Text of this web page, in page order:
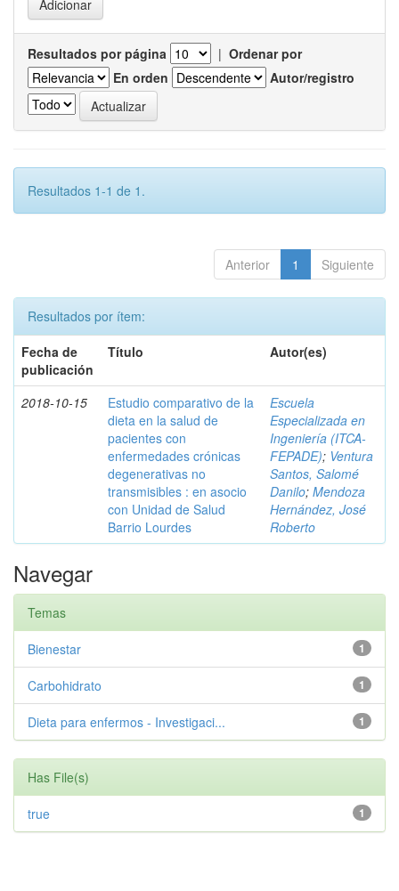
Resultados por página | Ordenar por
En orden
Autor/registro
Resultados 1-1 de 1.
Anterior 1 Siguiente
Resultados por ítem:
Fecha de
publicación
Título Autor(es)
2018-10-15
Estudio comparativo de la
dieta en la salud de
pacientes con
enfermedades crónicas
degenerativas no
transmisibles : en asocio
con Unidad de Salud
Barrio Lourdes
Escuela
Especializada en
Ingeniería (ITCA-
FEPADE); Ventura
Santos, Salomé
Danilo; Mendoza
Hernández, José
Roberto
Navegar
Temas
1
Bienestar
1
Carbohidrato
1
Dieta para enfermos - Investigaci...
Has File(s)
1
true